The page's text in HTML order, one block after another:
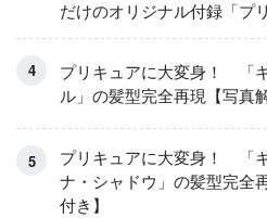
だけのオリジナル付録「
くるせんたくき」
プリキュアに大変身！ 「
ル」の髪型完全再現【写真
プリキュアに大変身！ 「
ナ・シャドウ」の髪型完全
付き】